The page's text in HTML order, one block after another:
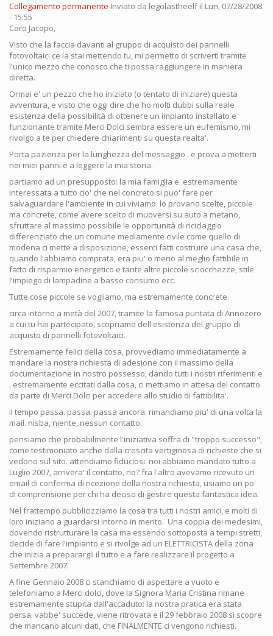
Collegamento permanente Inviato da legolastheelfil Lun, 07/28/2008
- 15:55
Caro Jacopo,
Visto che la faccia davanti al gruppo di acquisto dei pannelli
fotovoltaici ce la stai mettendo tu, mi permetto di scriverti tramite
l'unico mezzo che conosco che ti possa raggiungere in maniera
diretta.
Ormai e' un pezzo che ho iniziato (o tentato di iniziare) questa
avventura, e visto che oggi dire che ho molti dubbi sulla reale
esistenza della possibilità di ottenere un impianto installato e
funzionante tramite Merci Dolci sembra essere un eufemismo, mi
rivolgo a te per chiedere chiarimenti su questa realta'.
Porta pazienza per la lunghezza del messaggio , e prova a metterti
nei miei panni e a leggere la mia storia.
partiamo ad un presupposto: la mia famiglia e' estremamente
interessata a tutto cio' che nel concreto si puo' fare per
salvaguardare l'ambiente in cui viviamo: lo provano scelte, piccole
ma concrete, come avere scelto di muoversi su auto a metano,
sfruttare al massimo possibile le opportunità di riciclaggio
differenziato che un comune mediamente civile come quello di
modena ci mette a disposizione, esserci fatti costruire una casa che,
quando l'abbiamo comprata, era piu' o meno al meglio fattibile in
fatto di risparmio energetico e tante altre piccole sciocchezze, stile
l'impiego di lampadine a basso consumo ecc.
Tutte cose piccole se vogliamo, ma estremamente concrete.
circa intorno a metà del 2007, tramite la famosa puntata di Annozero
a cui tu hai partecipato, scopriamo dell'esistenza del gruppo di
acquisto di pannelli fotovoltaici.
Estremamente felici della cosa, provvediamo immediatamente a
mandare la nostra richiesta di adesione con il massimo della
documentazione in nostro possesso, dando tutti i nostri riferimenti e
, estremamente eccitati dalla cosa, ci mettiamo in attesa del contatto
da parte di Merci Dolci per accedere allo studio di fattibilita'.
il tempo passa. passa. passa ancora. rimandiamo piu' di una volta la
mail. nisba, niente, nessun contatto.
pensiamo che probabilmente l'iniziativa soffra di "troppo successo",
come testimoniato anche dalla crescita vertiginosa di richieste che si
vedono sul sito. attendiamo fiduciosi: noi abbiamo mandato tutto a
Luglio 2007, arrivera' il contatto, no? fra l'altro avevamo ricevuto un
email di conferma di ricezione della nostra richiesta, usiamo un po'
di comprensione per chi ha deciso di gestire questa fantastica idea.
Nel frattempo pubblicizziamo la cosa tra tutti i nostri amici, e molti di
loro iniziano a guardarsi intorno in merito. Una coppia dei medesimi,
dovendo ristrutturare la casa ma essendo sottoposta a tempi stretti,
decide di fare l'impianto e si rivolge ad un ELETTRICISTA della zona
che inizia a preparargli il tutto e a fare realizzare il progetto a
Settembre 2007.
A fine Gennaio 2008 ci stanchiamo di aspettare a vuoto e
telefoniamo a Merci dolci, dove la Signora Maria Cristina rimane
estremamente stupita dall'accaduto: la nostra pratica era stata
persa. vabbe' succede, viene ritrovata e il 29 febbraio 2008 si scopre
che mancano alcuni dati, che FINALMENTE ci vengono richiesti.